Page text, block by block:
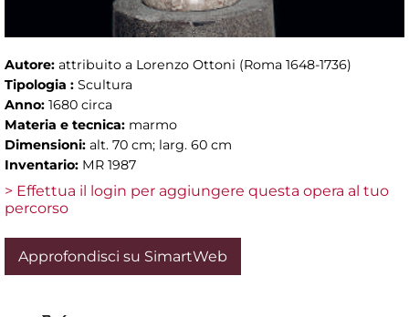
Autore: attribuito a Lorenzo Ottoni (Roma 1648-1736)
Tipologia : Scultura
Anno: 1680 circa
Materia e tecnica: marmo
Dimensioni: alt. 70 cm; larg. 60 cm
Inventario: MR 1987
> Effettua il login per aggiungere questa opera al tuo
percorso
Approfondisci su SimartWeb